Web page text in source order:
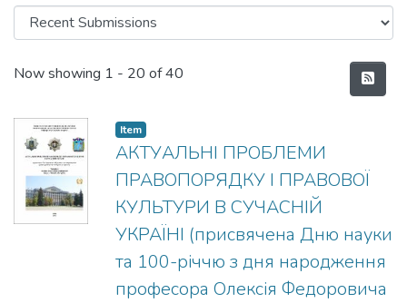
Recent Submissions
Now showing 1 - 20 of 40
Item
АКТУАЛЬНІ ПРОБЛЕМИ
ПРАВОПОРЯДКУ І ПРАВОВОЇ
КУЛЬТУРИ В СУЧАСНІЙ
УКРАЇНІ (присвячена Дню науки
та 100-річчю з дня народження
професора Олексія Федоровича